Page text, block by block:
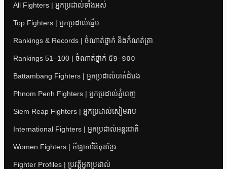
All Fighters | អ្នកប្រដាល់ទាំងអស់
Top Fighters | អ្នកប្រដាល់ឆ្នើម
Rankings & Records | ចំណាត់ថ្នាក់ និងកំណត់ត្រា
Rankings 51–100 | ចំណាត់ថ្នាក់ ៥១–១០០
Battambang Fighters | អ្នកប្រដាល់បាត់ដំបង
Phnom Penh Fighters | អ្នកប្រដាល់ភ្នំពេញ
Siem Reap Fighters | អ្នកប្រដាល់សៀមរាប
International Fighters | អ្នកប្រដាល់អន្តរជាតិ
Women Fighters | កីឡាការិនីគុនខ្មែរ
Fighter Profiles | ប្រវត្តិអ្នកប្រដាល់